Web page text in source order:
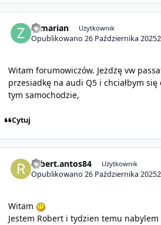
zamarian Użytkownik
Opublikowano26 Października 2025
Witam forumowiczów. Jeżdżę vw
przesiadkę na audi Q5 i chciałbym
tym samochodzie,
Cytuj
robert.antos84 Użytkownik
Opublikowano26 Października 2025
Witam
Jestem Robert i tydzien temu